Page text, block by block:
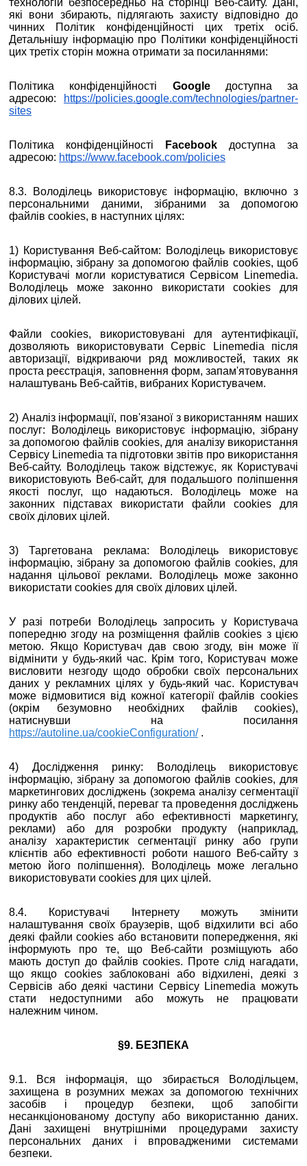
технологій безпосередньо на сторінці Веб-сайту. Дані,
які вони збирають, підлягають захисту відповідно до
чинних Політик конфіденційності цих третіх осіб.
Детальнішу інформацію про Політики конфіденційності
цих третіх сторін можна отримати за посиланнями:
Політика конфіденційності Googleдоступна за
адресою:
https://policies.google.com/technologies/partner-
sites
Політика конфіденційності Facebook доступна за
адресою: https://www.facebook.com/policies
8.3. Володілець використовує інформацію, включно з
персональними даними, зібраними за допомогою
файлів cookies, в наступних цілях:
1) Користування Веб-сайтом: Володілець використовує
інформацію, зібрану за допомогою файлів cookies, щоб
Користувачі могли користуватися Сервісом Linemedia.
Володілець може законно використати cookies для
ділових цілей.
Файли cookies, використовувані для аутентифікації,
дозволяють використовувати Сервіс Linemedia після
авторизації, відкриваючи ряд можливостей, таких як
проста реєстрація, заповнення форм, запам'ятовування
налаштувань Веб-сайтів, вибраних Користувачем.
2) Аналіз інформації, пов'язаної з використанням наших
послуг: Володілець використовує інформацію, зібрану
за допомогою файлів cookies, для аналізу використання
Сервісу Linemedia та підготовки звітів про використання
Веб-сайту. Володілець також відстежує, як Користувачі
використовують Веб-сайт, для подальшого поліпшення
якості послуг, що надаються. Володілець може на
законних підставах використати файли cookies для
своїх ділових цілей.
3) Таргетована реклама: Володілець використовує
інформацію, зібрану за допомогою файлів cookies, для
надання цільової реклами. Володілець може законно
використати cookies для своїх ділових цілей.
У разі потреби Володілець запросить у Користувача
попередню згоду на розміщення файлів cookies з цією
метою. Якщо Користувач дав свою згоду, він може її
відмінити у будь-який час. Крім того, Користувач може
висловити незгоду щодо обробки своїх персональних
даних у рекламних цілях у будь-який час. Користувач
може відмовитися від кожної категорії файлів cookies
(окрім безумовно необхідних файлів cookies),
натиснувши на посилання
https://autoline.ua/cookieConfiguration/.
4) Дослідження ринку: Володілець використовує
інформацію, зібрану за допомогою файлів cookies, для
маркетингових досліджень (зокрема аналізу сегментації
ринку або тенденцій, переваг та проведення досліджень
продуктів або послуг або ефективності маркетингу,
реклами) або для розробки продукту (наприклад,
аналізу характеристик сегментації ринку або групи
клієнтів або ефективності роботи нашого Веб-сайту з
метою його поліпшення). Володілець може легально
використовувати cookies для цих цілей.
8.4. Користувачі Інтернету можуть змінити
налаштування своїх браузерів, щоб відхилити всі або
деякі файли cookies або встановити попередження, які
інформують про те, що Веб-сайти розміщують або
мають доступ до файлів cookies. Проте слід нагадати,
що якщо cookies заблоковані або відхилені, деякі з
Сервісів або деякі частини Сервісу Linemedia можуть
стати недоступними або можуть не працювати
належним чином.
§9. БЕЗПЕКА
9.1. Вся інформація, що збирається Володільцем,
захищена в розумних межах за допомогою технічних
засобів і процедур безпеки, щоб запобігти
несанкціонованому доступу або використанню даних.
Дані захищені внутрішніми процедурами захисту
персональних даних і впровадженими системами
безпеки.